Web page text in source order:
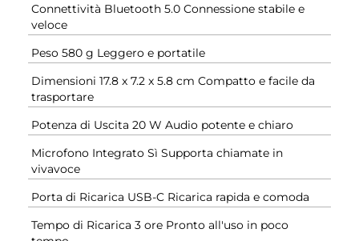
Connettività Bluetooth 5.0 Connessione stabile e
veloce
Peso 580 g Leggero e portatile
Dimensioni 17.8 x 7.2 x 5.8 cm Compatto e facile da
trasportare
Potenza di Uscita 20 W Audio potente e chiaro
Microfono Integrato Sì Supporta chiamate in
vivavoce
Porta di Ricarica USB-C Ricarica rapida e comoda
Tempo di Ricarica 3 ore Pronto all'uso in poco